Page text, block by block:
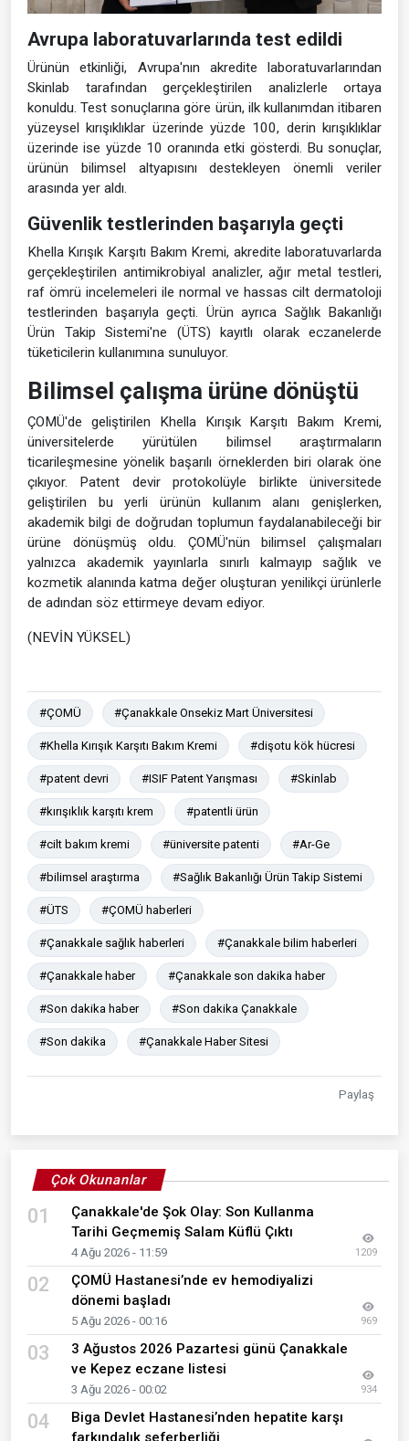
Avrupa laboratuvarlarında test edildi
Ürünün etkinliği, Avrupa'nın akredite laboratuvarlarından
Skinlab tarafından gerçekleştirilen analizlerle ortaya
konuldu. Test sonuçlarına göre ürün, ilk kullanımdan itibaren
yüzeysel kırışıklıklar üzerinde yüzde 100, derin kırışıklıklar
üzerinde ise yüzde 10 oranında etki gösterdi. Bu sonuçlar,
ürünün bilimsel altyapısını destekleyen önemli veriler
arasında yer aldı.
Güvenlik testlerinden başarıyla geçti
Khella Kırışık Karşıtı Bakım Kremi, akredite laboratuvarlarda
gerçekleştirilen antimikrobiyal analizler, ağır metal testleri,
raf ömrü incelemeleri ile normal ve hassas cilt dermatoloji
testlerinden başarıyla geçti. Ürün ayrıca Sağlık Bakanlığı
Ürün Takip Sistemi'ne (ÜTS) kayıtlı olarak eczanelerde
tüketicilerin kullanımına sunuluyor.
Bilimsel çalışma ürüne dönüştü
ÇOMÜ'de geliştirilen Khella Kırışık Karşıtı Bakım Kremi,
üniversitelerde yürütülen bilimsel araştırmaların
ticarileşmesine yönelik başarılı örneklerden biri olarak öne
çıkıyor. Patent devir protokolüyle birlikte üniversitede
geliştirilen bu yerli ürünün kullanım alanı genişlerken,
akademik bilgi de doğrudan toplumun faydalanabileceği bir
ürüne dönüşmüş oldu. ÇOMÜ'nün bilimsel çalışmaları
yalnızca akademik yayınlarla sınırlı kalmayıp sağlık ve
kozmetik alanında katma değer oluşturan yenilikçi ürünlerle
de adından söz ettirmeye devam ediyor.
(NEVİN YÜKSEL)
#ÇOMÜ #Çanakkale Onsekiz Mart Üniversitesi
#Khella Kırışık Karşıtı Bakım Kremi #dişotu kök hücresi
#patent devri #ISIF Patent Yarışması #Skinlab
#kırışıklık karşıtı krem #patentli ürün
#cilt bakım kremi #üniversite patenti #Ar-Ge
#bilimsel araştırma #Sağlık Bakanlığı Ürün Takip Sistemi
#ÜTS #ÇOMÜ haberleri
#Çanakkale sağlık haberleri #Çanakkale bilim haberleri
#Çanakkale haber #Çanakkale son dakika haber
#Son dakika haber #Son dakika Çanakkale
#Son dakika #Çanakkale Haber Sitesi
Paylaş
Çok Okunanlar
01
Çanakkale'de Şok Olay: Son Kullanma
Tarihi Geçmemiş Salam Küflü Çıktı
4 Ağu 2026 - 11:59 1209
02
ÇOMÜ Hastanesi’nde ev hemodiyalizi
dönemi başladı
5 Ağu 2026 - 00:16 969
03
3 Ağustos 2026 Pazartesi günü Çanakkale
ve Kepez eczane listesi
3 Ağu 2026 - 00:02 934
04
Biga Devlet Hastanesi’nden hepatite karşı